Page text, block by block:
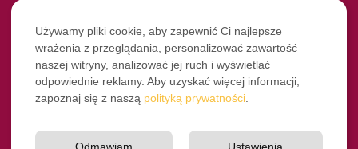
Moje konto
Nie pamiętasz hasła?
Twoje zamówienia
NASZE SOCIALE
Instagram
Używamy pliki cookie, aby zapewnić Ci najlepsze
wrażenia z przeglądania, personalizować zawartość
naszej witryny, analizować jej ruch i wyświetlać
odpowiednie reklamy. Aby uzyskać więcej informacji,
zapoznaj się z naszą polityką prywatności